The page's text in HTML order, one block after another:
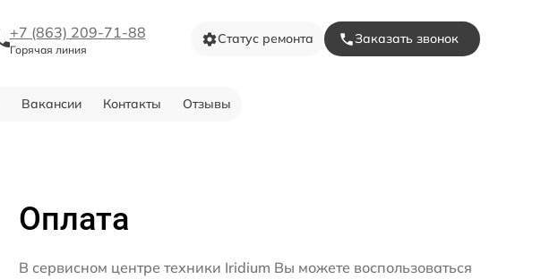
+7 (863) 209-71-88
Горячая линия
Статус ремонта Заказать звонок
Вакансии Контакты Отзывы
Оплата
В сервисном центре техники Iridium Вы можете воспользоваться